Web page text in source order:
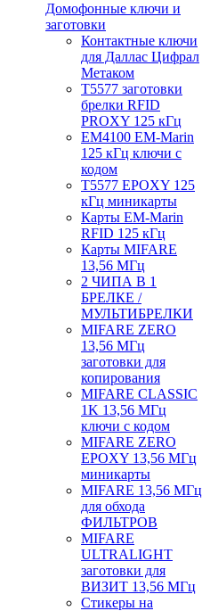
Домофонные ключи и
заготовки
Контактные ключи
для Даллас Цифрал
Метаком
T5577 заготовки
брелки RFID
PROXY 125 кГц
EM4100 EM-Marin
125 кГц ключи с
кодом
T5577 EPOXY 125
кГц миникарты
Карты EM-Marin
RFID 125 кГц
Карты MIFARE
13,56 МГц
2 ЧИПА В 1
БРЕЛКЕ /
МУЛЬТИБРЕЛКИ
MIFARE ZERO
13,56 МГц
заготовки для
копирования
MIFARE CLASSIC
1K 13,56 МГц
ключи с кодом
MIFARE ZERO
EPOXY 13,56 МГц
миникарты
MIFARE 13,56 МГц
для обхода
ФИЛЬТРОВ
MIFARE
ULTRALIGHT
заготовки для
ВИЗИТ 13,56 МГц
Стикеры на